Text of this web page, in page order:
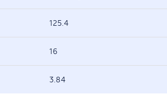
125.4
16
3.84